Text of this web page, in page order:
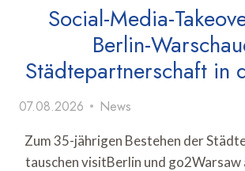
Social-Media-
Berlin-
Städtepartnerschaft in
07.08.2026 News
Zum 35-jährigen Bestehen der
tauschen visitBerlin und go2Warsaw